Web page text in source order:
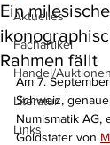
Aktuelles
Fachartikel
Handel/Auktionen
Literatur
Links
Ein
Rahmen fällt
Am 7.
Schweiz,
Numismatik AG,
Goldstater von